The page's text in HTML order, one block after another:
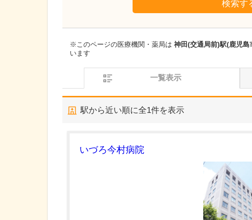
検索す
※このページの医療機関・薬局は 神田(交通局前)駅(鹿児島
います
一覧表示
駅から近い順に全1件を表示
いづろ今村病院